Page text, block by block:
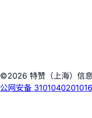
©2026 特赞（上海）信
公网安备